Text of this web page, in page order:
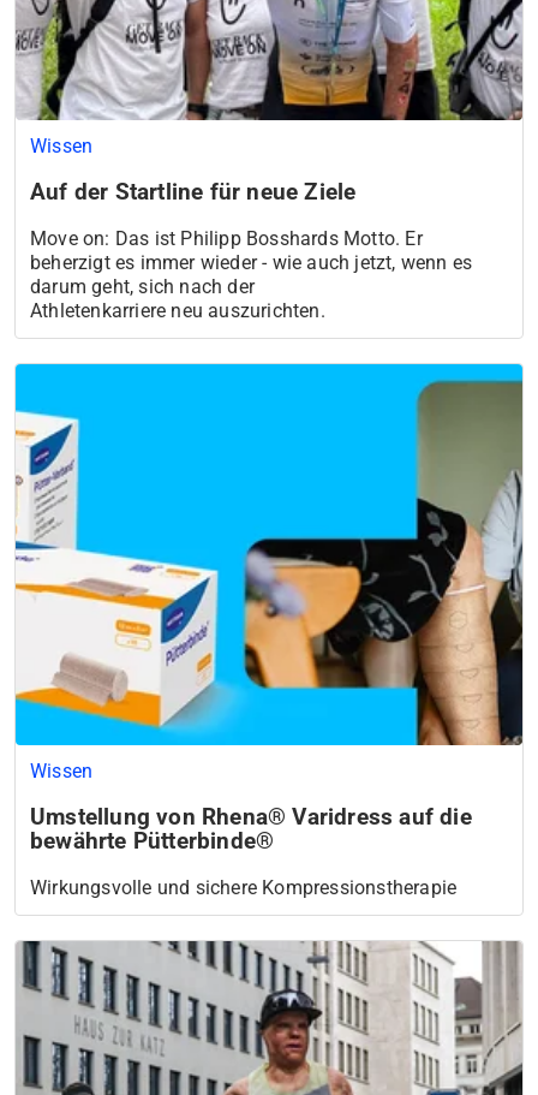
Wissen
Auf der Startline für neue Ziele
Move on: Das ist Philipp Bosshards Motto. Er
beherzigt es immer wieder - wie auch jetzt, wenn es
darum geht, sich nach der
Athletenkarriere neu auszurichten.
Wissen
Umstellung von Rhena® Varidress auf die
bewährte Pütterbinde®
Wirkungsvolle und sichere Kompressionstherapie